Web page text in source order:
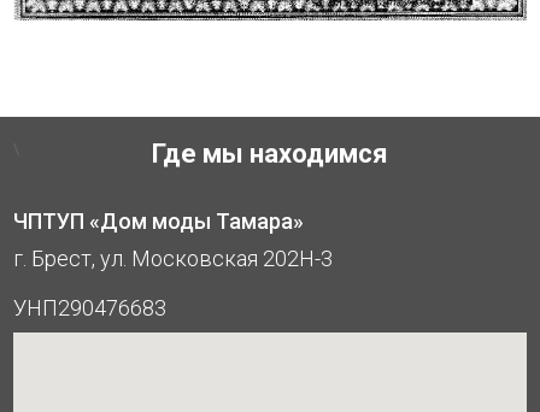
Где мы находимся
ЧПТУП «Дом моды Тамара»
г. Брест, ул. Московская 202Н-3
УНП290476683